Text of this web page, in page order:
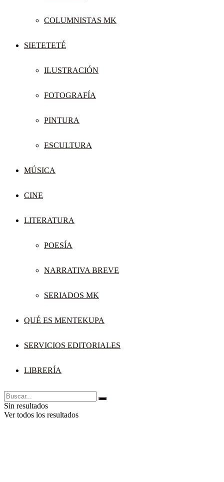
COLUMNISTAS MK
SIETETETÉ
ILUSTRACIÓN
FOTOGRAFÍA
PINTURA
ESCULTURA
MÚSICA
CINE
LITERATURA
POESÍA
NARRATIVA BREVE
SERIADOS MK
QUÉ ES MENTEKUPA
SERVICIOS EDITORIALES
LIBRERÍA
Sin resultados
Ver todos los resultados